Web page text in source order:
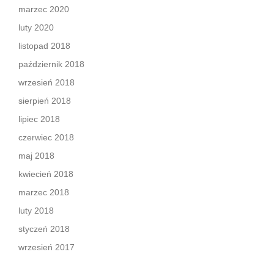
marzec 2020
luty 2020
listopad 2018
październik 2018
wrzesień 2018
sierpień 2018
lipiec 2018
czerwiec 2018
maj 2018
kwiecień 2018
marzec 2018
luty 2018
styczeń 2018
wrzesień 2017